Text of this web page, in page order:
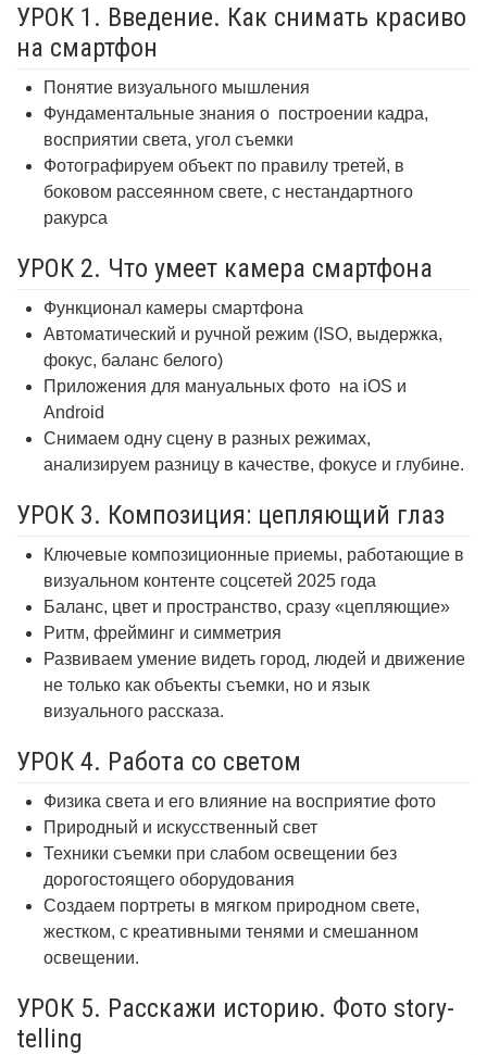
УРОК 1. Введение. Как снимать красиво
на смартфон
Понятие визуального мышления
Фундаментальные знания о построении кадра,
восприятии света, угол съемки
Фотографируем объект по правилу третей, в
боковом рассеянном свете, с нестандартного
ракурса
УРОК 2. Что умеет камера смартфона
Функционал камеры смартфона
Автоматический и ручной режим (ISO, выдержка,
фокус, баланс белого)
Приложения для мануальных фото на iOS и
Android
Снимаем одну сцену в разных режимах,
анализируем разницу в качестве, фокусе и глубине.
УРОК 3. Композиция: цепляющий глаз
Ключевые композиционные приемы, работающие в
визуальном контенте соцсетей 2025 года
Баланс, цвет и пространство, сразу «цепляющие»
Ритм, фрейминг и симметрия
Развиваем умение видеть город, людей и движение
не только как объекты съемки, но и язык
визуального рассказа.
УРОК 4. Работа со светом
Физика света и его влияние на восприятие фото
Природный и искусственный свет
Техники съемки при слабом освещении без
дорогостоящего оборудования
Создаем портреты в мягком природном свете,
жестком, с креативными тенями и смешанном
освещении.
УРОК 5. Расскажи историю. Фото story-
telling